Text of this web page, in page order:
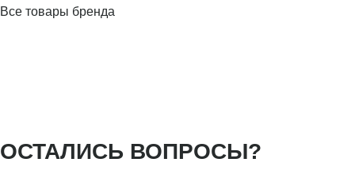
Все товары бренда
ОСТАЛИСЬ ВОПРОСЫ?